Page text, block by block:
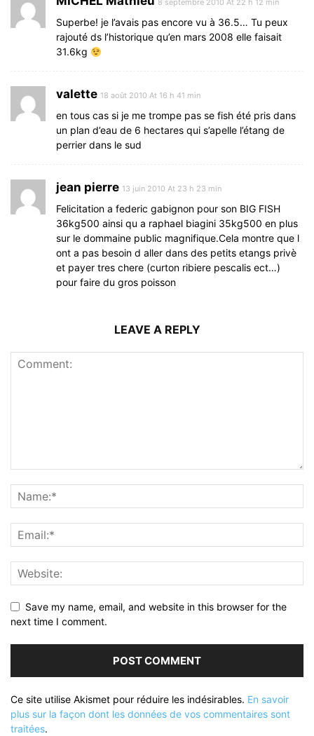
8 septembre 2010 At 22 h 12 min
Superbe! je l’avais pas encore vu à 36.5… Tu peux
rajouté ds l’historique qu’en mars 2008 elle faisait
31.6kg
valette 18 août 2010 At 16 h 41 min
en tous cas si je me trompe pas se fish été pris dans
un plan d’eau de 6 hectares qui s’apelle l’étang de
perrier dans le sud
jean pierre 13 juin 2010 At 23 h 23 min
Felicitation a federic gabignon pour son BIG FISH
36kg500 ainsi qu a raphael biagini 35kg500 en plus
sur le dommaine public magnifique.Cela montre que l
ont a pas besoin d aller dans des petits etangs privè
et payer tres chere (curton ribiere pescalis ect…)
pour faire du gros poisson
LEAVE A REPLY
Save my name, email, and website in this browser for the
next time I comment.
Ce site utilise Akismet pour réduire les indésirables. En savoir
plus sur la façon dont les données de vos commentaires sont
traitées.